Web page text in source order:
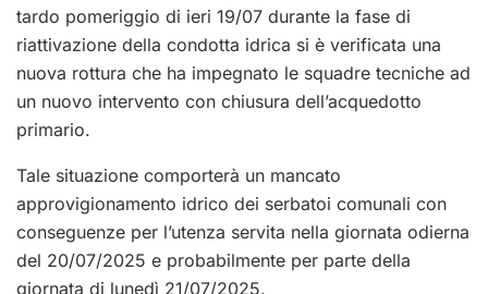
tardo pomeriggio di ieri 19/07 durante la fase di
riattivazione della condotta idrica si è verificata una
nuova rottura che ha impegnato le squadre tecniche ad
un nuovo intervento con chiusura dell’acquedotto
primario.
Tale situazione comporterà un mancato
approvigionamento idrico dei serbatoi comunali con
conseguenze per l’utenza servita nella giornata odierna
del 20/07/2025 e probabilmente per parte della
giornata di lunedì 21/07/2025.